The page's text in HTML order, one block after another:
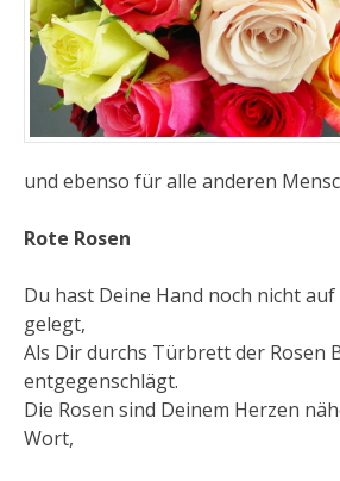
und ebenso für alle anderen
Rote Rosen
Du hast Deine Hand noch nicht
gelegt,
Als Dir durchs Türbrett der Rosen
entgegenschlägt.
Die Rosen sind Deinem Herzen
Wort,